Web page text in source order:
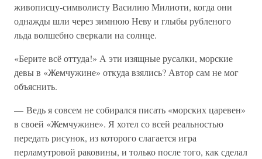
живописцу-символисту Василию Милиоти, когда они
однажды шли через зимнюю Неву и глыбы рубленого
льда волшебно сверкали на солнце.
«Берите всё оттуда!» А эти изящные русалки, морские
девы в «Жемчужине» откуда взялись? Автор сам не мог
объяснить.
— Ведь я совсем не собирался писать «морских царевен»
в своей «Жемчужине». Я хотел со всей реальностью
передать рисунок, из которого слагается игра
перламутровой раковины, и только после того, как сделал